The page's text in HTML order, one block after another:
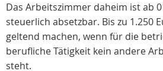
Das Arbeitszimmer daheim ist ab
steuerlich absetzbar. Bis zu 1.250
geltend machen, wenn für die
berufliche Tätigkeit kein andere
steht.